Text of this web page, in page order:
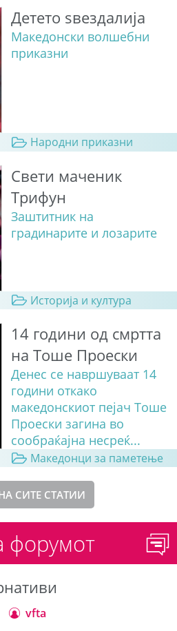
Детето ѕвездалија
Македонски волшебни
приказни
Народни приказни
Свети маченик
Трифун
Заштитник на
градинарите и лозарите
Историја и култура
14 години од смртта
на Тоше Проески
Денес се навршуваат 14
години откако
македонскиот пејач Тоше
Проески загина во
сообраќајна несреќ...
Македонци за паметење
СИТЕ СТАТИИ
форумот
vfta